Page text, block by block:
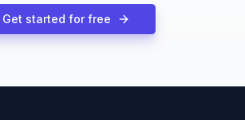
Get started for free